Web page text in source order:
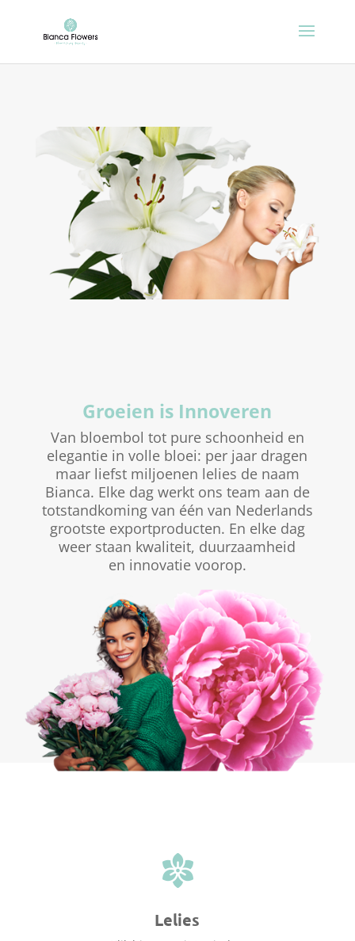
Groeien is Innoveren
Van bloembol tot pure schoonheid en
elegantie in volle bloei: per jaar dragen
maar liefst miljoenen lelies de naam
Bianca. Elke dag werkt ons team aan de
totstandkoming van één van Nederlands
grootste exportproducten. En elke dag
weer staan kwaliteit, duurzaamheid
en innovatie voorop.
Lelies